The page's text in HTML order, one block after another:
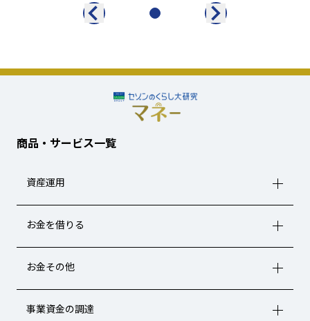
商品・サービス一覧
資産運用
お金を借りる
お金その他
事業資金の調達